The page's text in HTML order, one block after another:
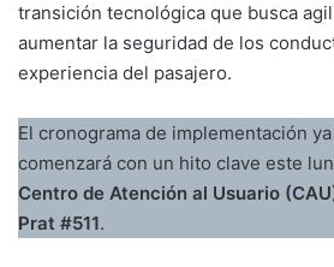
transición tecnológica que busca
aumentar la seguridad de los
experiencia del pasajero.
El cronograma de implementación
comenzará con un hito clave este
Centro de Atención al Usuario
Prat #511.